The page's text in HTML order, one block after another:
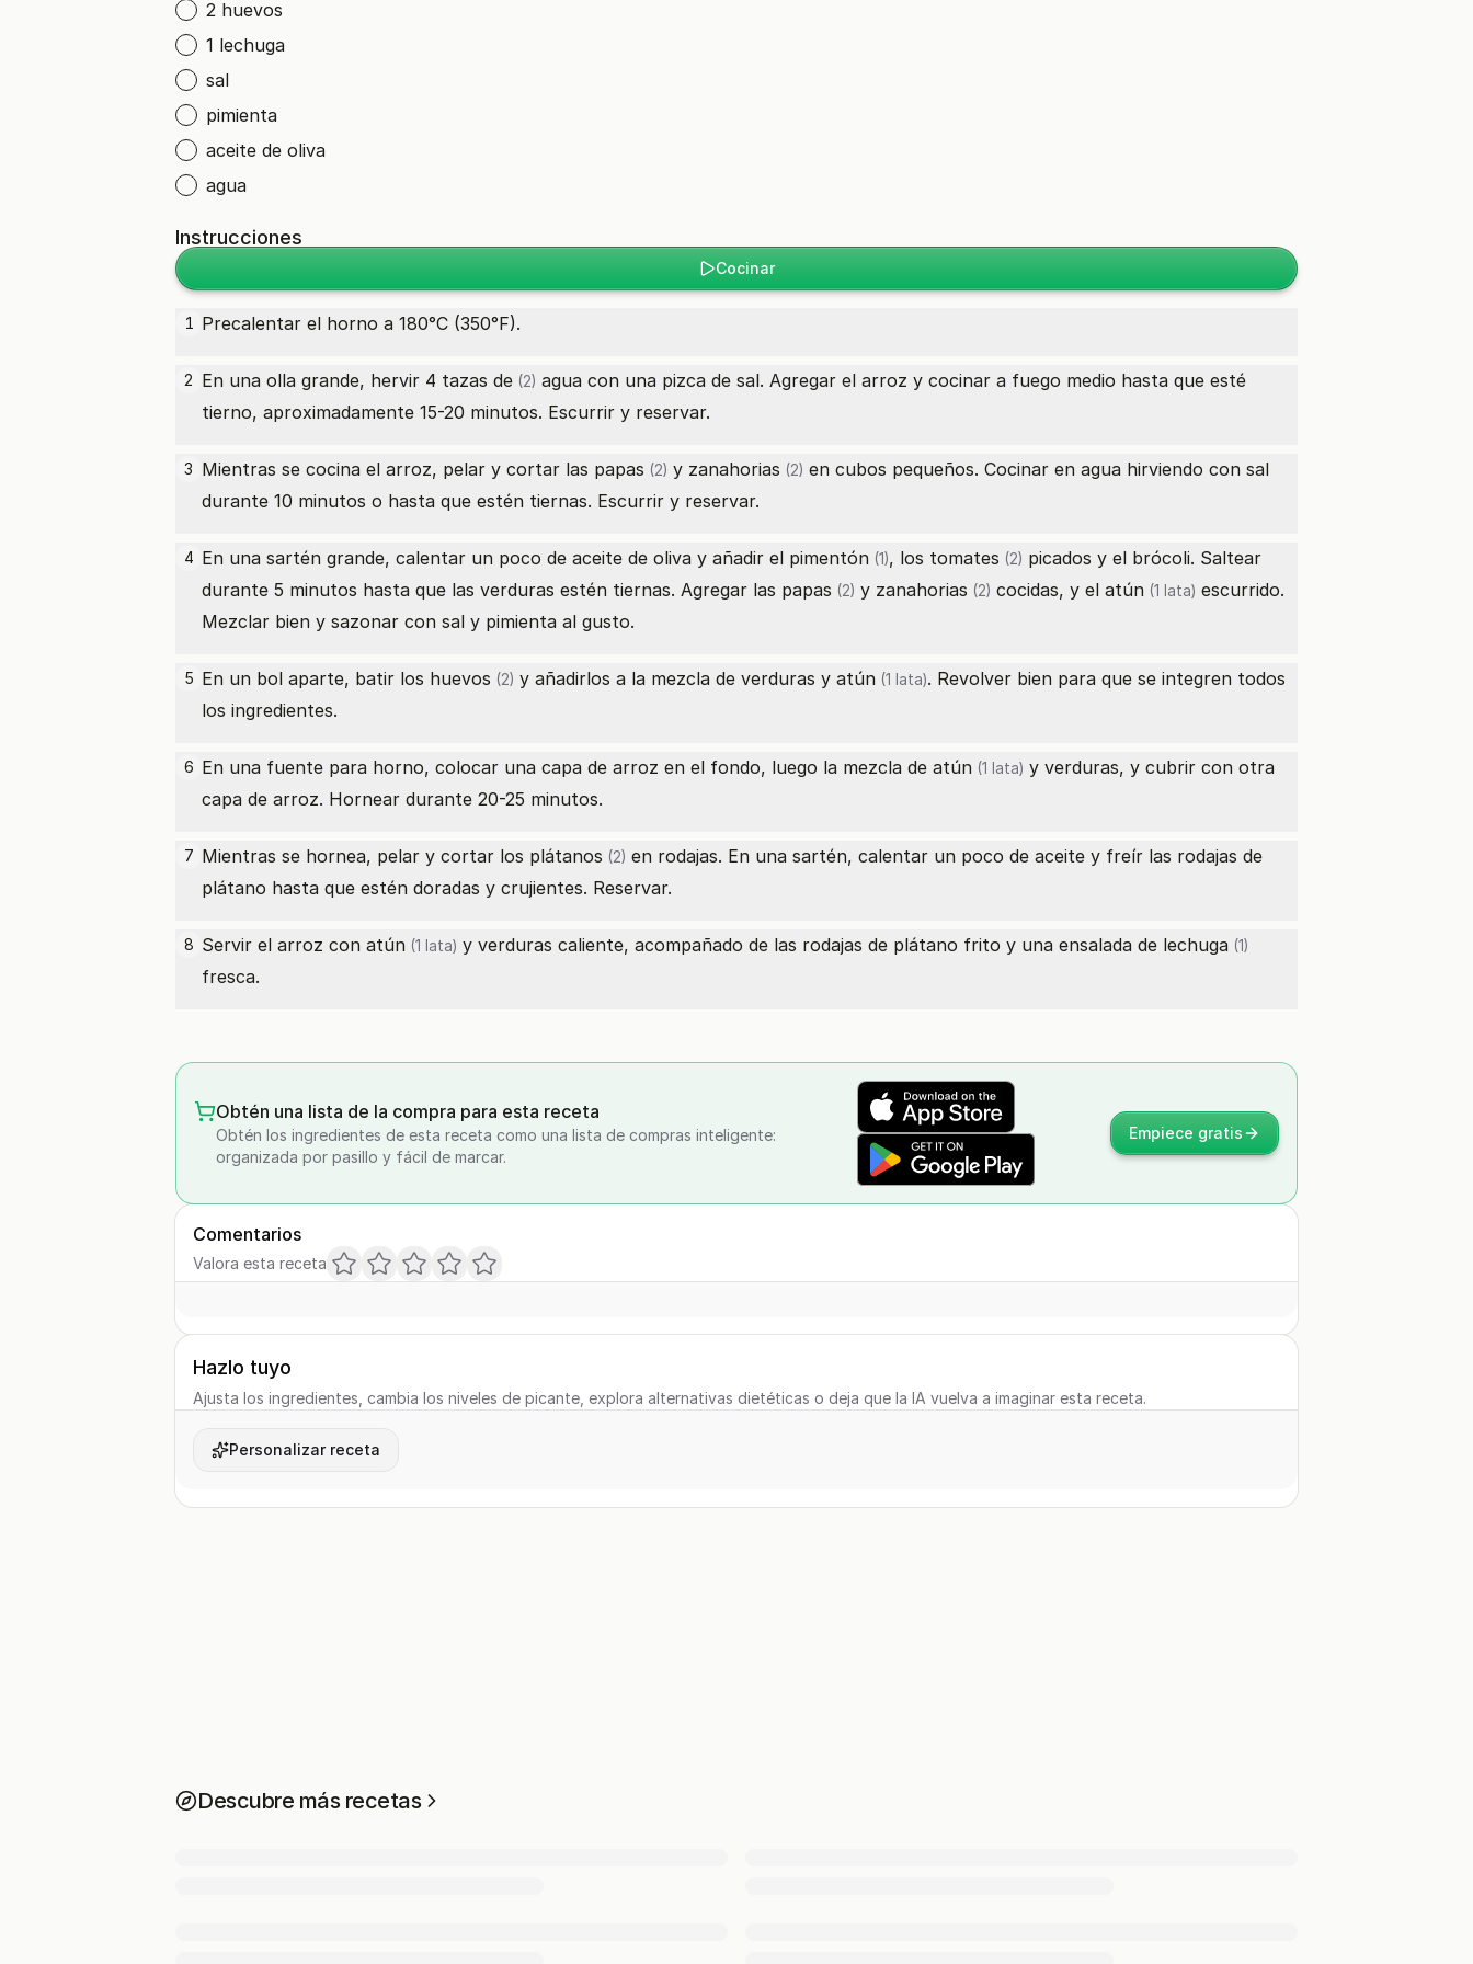
2 huevos
1 lechuga
sal
pimienta
aceite de oliva
agua
Instrucciones
Cocinar
1 Precalentar el horno a 180°C (350°F).
2 En una olla grande, hervir 4 tazas de (2) agua con una pizca de sal. Agregar el arroz y cocinar a fuego medio hasta que esté
tierno, aproximadamente 15-20 minutos. Escurrir y reservar.
3 Mientras se cocina el arroz, pelar y cortar las papas (2) y zanahorias (2) en cubos pequeños. Cocinar en agua hirviendo con sal
durante 10 minutos o hasta que estén tiernas. Escurrir y reservar.
4 En una sartén grande, calentar un poco de aceite de oliva y añadir el pimentón (1), los tomates (2) picados y el brócoli. Saltear
durante 5 minutos hasta que las verduras estén tiernas. Agregar las papas (2) y zanahorias (2) cocidas, y el atún (1 lata) escurrido.
Mezclar bien y sazonar con sal y pimienta al gusto.
5 En un bol aparte, batir los huevos (2) y añadirlos a la mezcla de verduras y atún (1 lata). Revolver bien para que se integren todos
los ingredientes.
6 En una fuente para horno, colocar una capa de arroz en el fondo, luego la mezcla de atún (1 lata) y verduras, y cubrir con otra
capa de arroz. Hornear durante 20-25 minutos.
7 Mientras se hornea, pelar y cortar los plátanos (2) en rodajas. En una sartén, calentar un poco de aceite y freír las rodajas de
plátano hasta que estén doradas y crujientes. Reservar.
8 Servir el arroz con atún (1 lata) y verduras caliente, acompañado de las rodajas de plátano frito y una ensalada de lechuga (1)
fresca.
Obtén una lista de la compra para esta receta
Obtén los ingredientes de esta receta como una lista de compras inteligente:
organizada por pasillo y fácil de marcar.
Empiece gratis
Comentarios
Valora esta receta
Hazlo tuyo
Ajusta los ingredientes, cambia los niveles de picante, explora alternativas dietéticas o deja que la IA vuelva a imaginar esta receta.
Personalizar receta
Descubre más recetas